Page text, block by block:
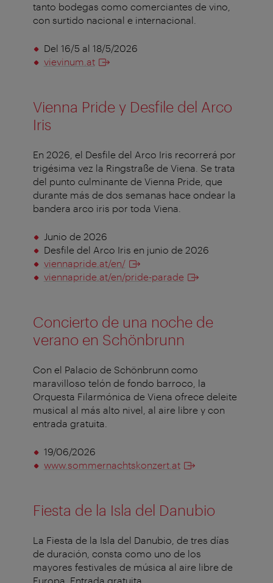
tanto bodegas como comerciantes de vino,
con surtido nacional e internacional.
Del 16/5 al 18/5/2026
vievinum.at
Vienna Pride y Desfile del Arco
Iris
En 2026, el Desfile del Arco Iris recorrerá por
trigésima vez la Ringstraße de Viena. Se trata
del punto culminante de Vienna Pride, que
durante más de dos semanas hace ondear la
bandera arco iris por toda Viena.
Junio de 2026
Desfile del Arco Iris en junio de 2026
viennapride.at/en/
viennapride.at/en/pride-parade
Concierto de una noche de
verano en Schönbrunn
Con el Palacio de Schönbrunn como
maravilloso telón de fondo barroco, la
Orquesta Filarmónica de Viena ofrece deleite
musical al más alto nivel, al aire libre y con
entrada gratuita.
19/06/2026
www.sommernachtskonzert.at
Fiesta de la Isla del Danubio
La Fiesta de la Isla del Danubio, de tres días
de duración, consta como uno de los
mayores festivales de música al aire libre de
Europa. Entrada gratuita.